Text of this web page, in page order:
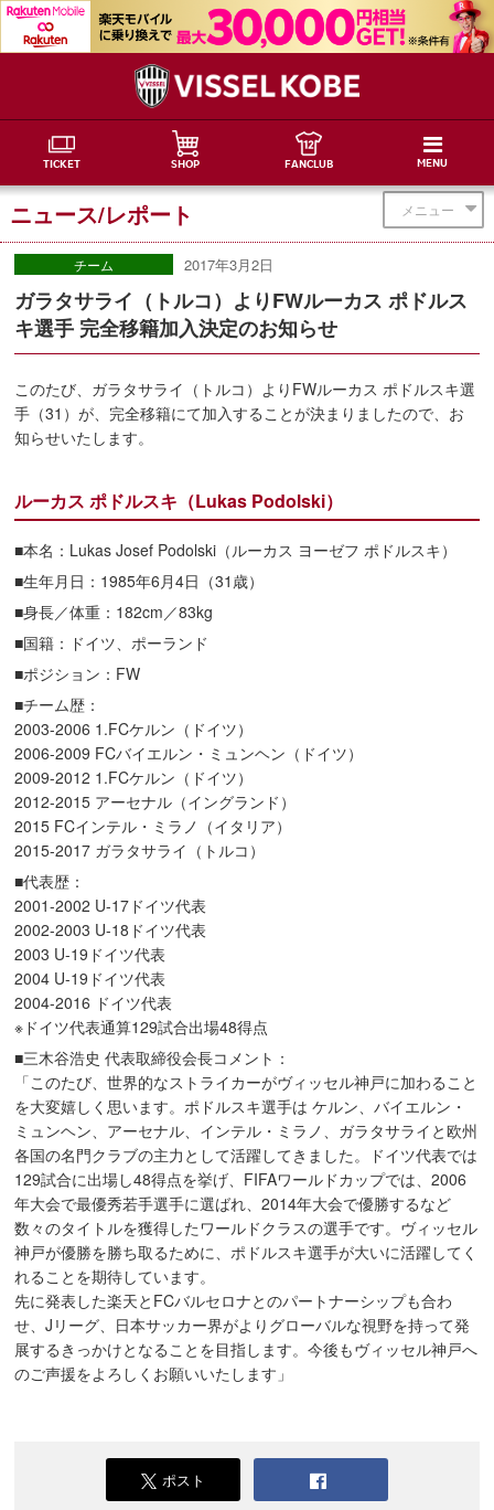
TICKET SHOP FANCLUB MENU
メニュー
ニュース/レポート
チーム 2017年3月2日
ガラタサライ（トルコ）よりFWルーカス ポドルス
キ選手 完全移籍加入決定のお知らせ
このたび、ガラタサライ（トルコ）よりFWルーカス ポドルスキ選
手（31）が、完全移籍にて加入することが決まりましたので、お
知らせいたします。
ルーカス ポドルスキ（Lukas Podolski）
■本名：Lukas Josef Podolski（ルーカス ヨーゼフ ポドルスキ）
■生年月日：1985年6月4日（31歳）
■身長／体重：182cm／83kg
■国籍：ドイツ、ポーランド
■ポジション：FW
■チーム歴：
2003-2006 1.FCケルン（ドイツ）
2006-2009 FCバイエルン・ミュンヘン（ドイツ）
2009-2012 1.FCケルン（ドイツ）
2012-2015 アーセナル（イングランド）
2015 FCインテル・ミラノ（イタリア）
2015-2017 ガラタサライ（トルコ）
■代表歴：
2001-2002 U-17ドイツ代表
2002-2003 U-18ドイツ代表
2003 U-19ドイツ代表
2004 U-19ドイツ代表
2004-2016 ドイツ代表
※ドイツ代表通算129試合出場48得点
■三木谷浩史 代表取締役会長コメント：
「このたび、世界的なストライカーがヴィッセル神戸に加わること
を大変嬉しく思います。ポドルスキ選手は ケルン、バイエルン・
ミュンヘン、アーセナル、インテル・ミラノ、ガラタサライと欧州
各国の名門クラブの主力として活躍してきました。ドイツ代表では
129試合に出場し48得点を挙げ、FIFAワールドカップでは、2006
年大会で最優秀若手選手に選ばれ、2014年大会で優勝するなど
数々のタイトルを獲得したワールドクラスの選手です。ヴィッセル
神戸が優勝を勝ち取るために、ポドルスキ選手が大いに活躍してく
れることを期待しています。
先に発表した楽天とFCバルセロナとのパートナーシップも合わ
せ、Jリーグ、日本サッカー界がよりグローバルな視野を持って発
展するきっかけとなることを目指します。今後もヴィッセル神戸へ
のご声援をよろしくお願いいたします」
ポスト